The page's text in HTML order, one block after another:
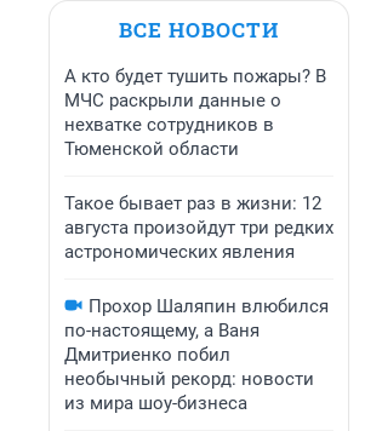
ВСЕ НОВОСТИ
А кто будет тушить пожары? В
МЧС раскрыли данные о
нехватке сотрудников в
Тюменской области
Такое бывает раз в жизни: 12
августа произойдут три редких
астрономических явления
Прохор Шаляпин влюбился
по-настоящему, а Ваня
Дмитриенко побил
необычный рекорд: новости
из мира шоу-бизнеса